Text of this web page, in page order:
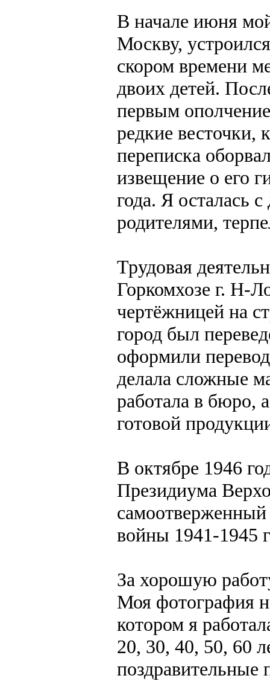
В начале июня
Москву,
скором времени
двоих детей.
первым
редкие весточки,
переписка
извещение о его
года. Я осталась
родителями,
Трудовая
Горкомхозе г. Н-
чертёжницей на
город был
оформили
делала сложные
работала в бюро,
готовой
В октябре 1946
Президиума
самоотверженный
войны 1941-1945
За хорошую
Моя фотография
котором я
20, 30, 40, 50, 60
поздравительные